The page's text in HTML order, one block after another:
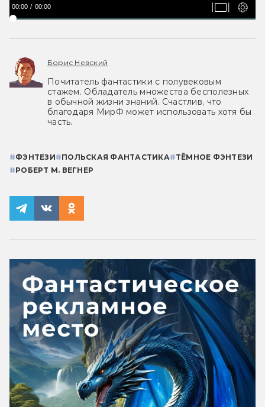
00:00 00:00
Борис Невский
Почитатель фантастики с полувековым
стажем. Обладатель множества бесполезных
в обычной жизни знаний. Счастлив, что
благодаря МирФ может использовать хотя бы
часть.
#ФЭНТЕЗИ#ПОЛЬСКАЯ ФАНТАСТИКА#ТЁМНОЕ ФЭНТЕЗИ
#РОБЕРТ М. ВЕГНЕР